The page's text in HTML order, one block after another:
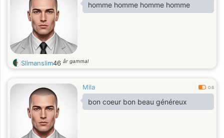
homme homme homme homme
Slimanslim46 år gammal
Mila 0.6
bon coeur bon beau généreux